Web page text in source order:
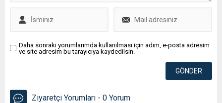
Daha sonraki yorumlarımda kullanılması için adım, e-posta adresim
ve site adresim bu tarayıcıya kaydedilsin.
Ziyaretçi Yorumları - 0 Yorum